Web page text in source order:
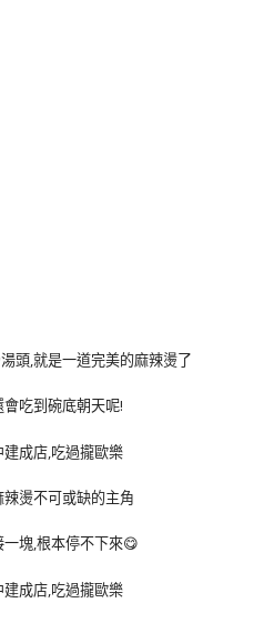
頭,就是一道完美的麻辣燙了
吃到碗底朝天呢!
燙不可或缺的主角
塊,根本停不下來😋